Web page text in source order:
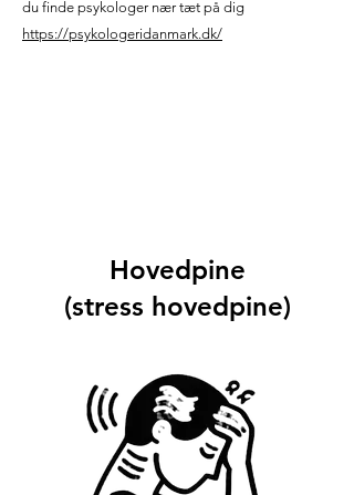
du finde psykologer nær tæt på dig
https://psykologeridanmark.dk/
Hovedpine
(stress hovedpine)